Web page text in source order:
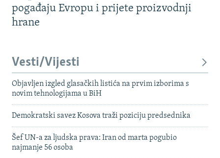
pogađaju Evropu i prijete proizvodnji
hrane
Vesti/Vijesti
Objavljen izgled glasačkih listića na prvim izborima s
novim tehnologijama u BiH
Demokratski savez Kosova traži poziciju predsednika
Šef UN-a za ljudska prava: Iran od marta pogubio
najmanje 56 osoba